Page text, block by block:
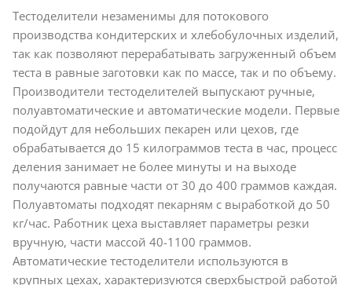
Тестоделители незаменимы для потокового
производства кондитерских и хлебобулочных изделий,
так как позволяют перерабатывать загруженный объем
теста в равные заготовки как по массе, так и по объему.
Производители тестоделителей выпускают ручные,
полуавтоматические и автоматические модели. Первые
подойдут для небольших пекарен или цехов, где
обрабатывается до 15 килограммов теста в час, процесс
деления занимает не более минуты и на выходе
получаются равные части от 30 до 400 граммов каждая.
Полуавтоматы подходят пекарням с выработкой до 50
кг/час. Работник цеха выставляет параметры резки
вручную, части массой 40-1100 граммов.
Автоматические тестоделители используются в
крупных цехах, характеризуются сверхбыстрой работой